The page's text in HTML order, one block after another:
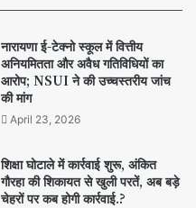
नारायणा ई-टेक्नो स्कूल में वित्तीय
अनियमितता और अवैध गतिविधियों का
आरोप; NSUI ने की उच्चस्तरीय जांच
की मांग
April 23, 2026
शिक्षा घोटाले में कार्रवाई शुरू, अंकित
गौरहा की शिकायत से खुली परतें, अब बड़े
चेहरों पर कब होगी कार्रवाई.?